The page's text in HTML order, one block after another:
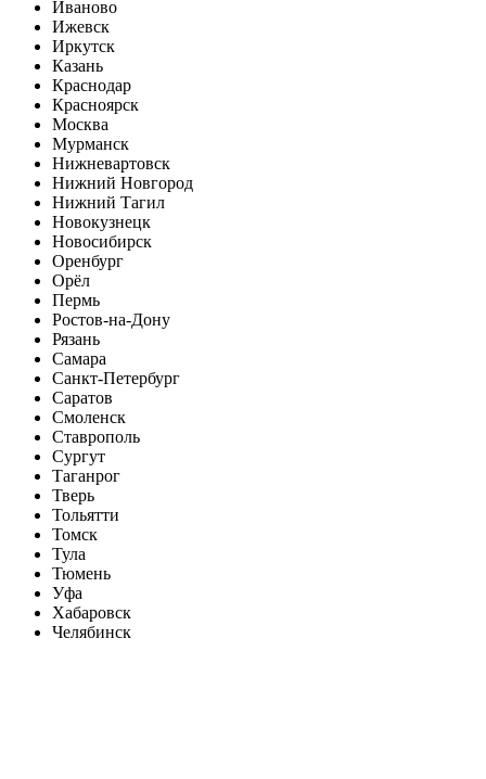
Иваново
Ижевск
Иркутск
Казань
Краснодар
Красноярск
Москва
Мурманск
Нижневартовск
Нижний Новгород
Нижний Тагил
Новокузнецк
Новосибирск
Оренбург
Орёл
Пермь
Ростов-на-Дону
Рязань
Самара
Санкт-Петербург
Саратов
Смоленск
Ставрополь
Сургут
Таганрог
Тверь
Тольятти
Томск
Тула
Тюмень
Уфа
Хабаровск
Челябинск